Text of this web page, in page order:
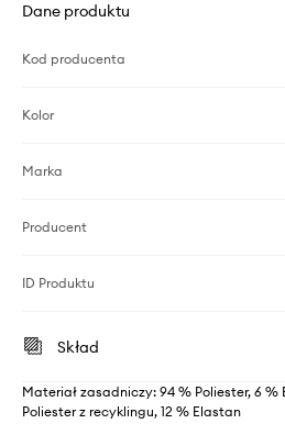
Dane produktu
Kod producenta
Kolor
Marka
Producent
ID Produktu
Skład
Materiał zasadniczy: 94 % Poliester, 6 %
Poliester z recyklingu, 12 % Elastan